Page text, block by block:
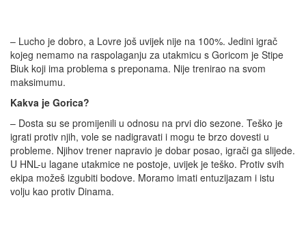
– Lucho je dobro, a Lovre još uvijek nije na 100%. Jedini igrač
kojeg nemamo na raspolaganju za utakmicu s Goricom je Stipe
Biuk koji ima problema s preponama. Nije trenirao na svom
maksimumu.
Kakva je Gorica?
– Dosta su se promijenili u odnosu na prvi dio sezone. Teško je
igrati protiv njih, vole se nadigravati i mogu te brzo dovesti u
probleme. Njihov trener napravio je dobar posao, igrači ga slijede.
U HNL-u lagane utakmice ne postoje, uvijek je teško. Protiv svih
ekipa možeš izgubiti bodove. Moramo imati entuzijazam i istu
volju kao protiv Dinama.